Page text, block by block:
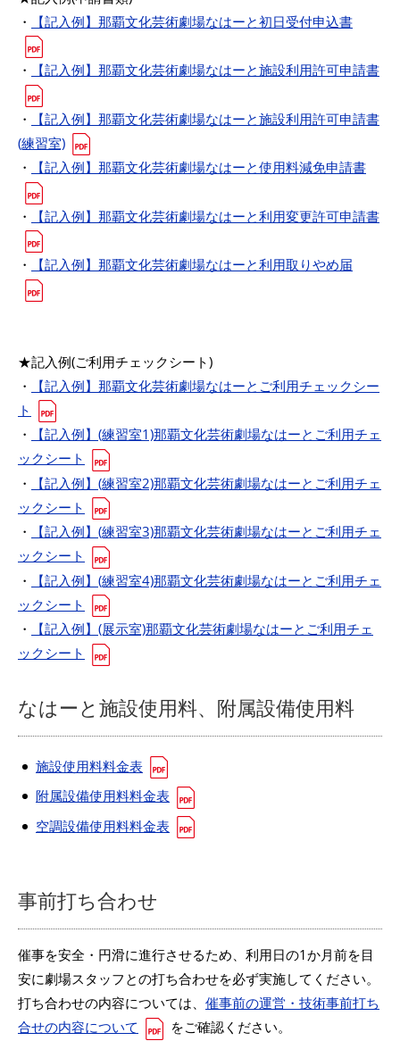
・
【記入例】那覇文化芸術劇場なはーと初日受付申込書
・ 【記入例】那覇文化芸術劇場なはーと施設利用許可申請書
・
【記入例】那覇文化芸術劇場なはーと施設利用許可申請書
(練習室)
・
【記入例】那覇文化芸術劇場なはーと使用料減免申請書
・ 【記入例】那覇文化芸術劇場なはーと利用変更許可申請書
・ 【記入例】那覇文化芸術劇場なはーと利用取りやめ届
★記入例(ご利用チェックシート)
・
【記入例】那覇文化芸術劇場なはーとご利用チェックシー
ト
・
【記入例】(練習室1)那覇文化芸術劇場なはーとご利用チェ
ックシート
・
【記入例】(練習室2)那覇文化芸術劇場なはーとご利用チェ
ックシート
・
【記入例】(練習室3)那覇文化芸術劇場なはーとご利用チェ
ックシート
・
【記入例】(練習室4)那覇文化芸術劇場なはーとご利用チェ
ックシート
・
【記入例】(展示室)那覇文化芸術劇場なはーとご利用チェ
ックシート
なはーと施設使用料、附属設備使用料
施設使用料料金表
附属設備使用料料金表
空調設備使用料料金表
事前打ち合わせ
催事を安全・円滑に進行させるため、利用日の1か月前を目
安に劇場スタッフとの打ち合わせを必ず実施してください。
打ち合わせの内容については、 催事前の運営・技術事前打ち
合せの内容について
をご確認ください。